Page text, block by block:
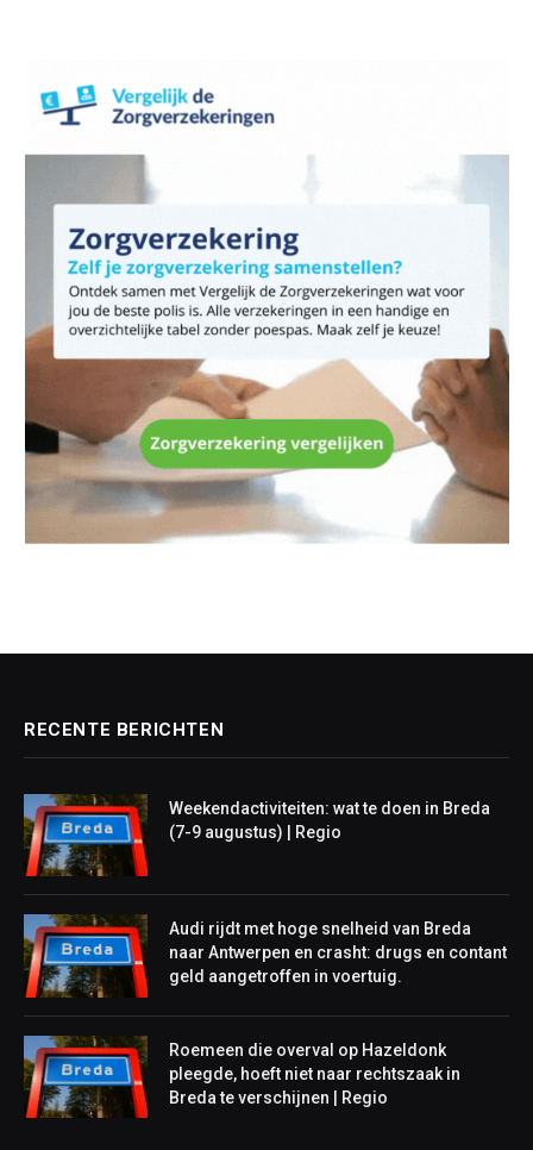
RECENTE BERICHTEN
Weekendactiviteiten: wat te doen in Breda
(7-9 augustus) | Regio
Audi rijdt met hoge snelheid van Breda
naar Antwerpen en crasht: drugs en contant
geld aangetroffen in voertuig.
Roemeen die overval op Hazeldonk
pleegde, hoeft niet naar rechtszaak in
Breda te verschijnen | Regio